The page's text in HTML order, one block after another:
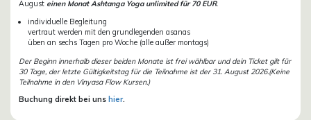
August einen Monat Ashtanga Yoga unlimited für 70 EUR.
individuelle Begleitung
vertraut werden mit den grundlegenden asanas
üben an sechs Tagen pro Woche (alle außer montags)
Der Beginn innerhalb dieser beiden Monate ist frei wählbar und dein Ticket gilt für
30 Tage, der letzte Gültigkeitstag für die Teilnahme ist der 31. August 2026.(Keine
Teilnahme in den Vinyasa Flow Kursen.)
Buchung direkt bei uns hier.